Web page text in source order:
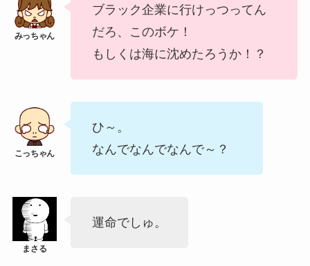
ブラック企業に行けっつってん
だろ、このボケ！
もしくは海に沈めたろうか！？
ひ～。
なんでなんでなんで～？
運命でしゅ。